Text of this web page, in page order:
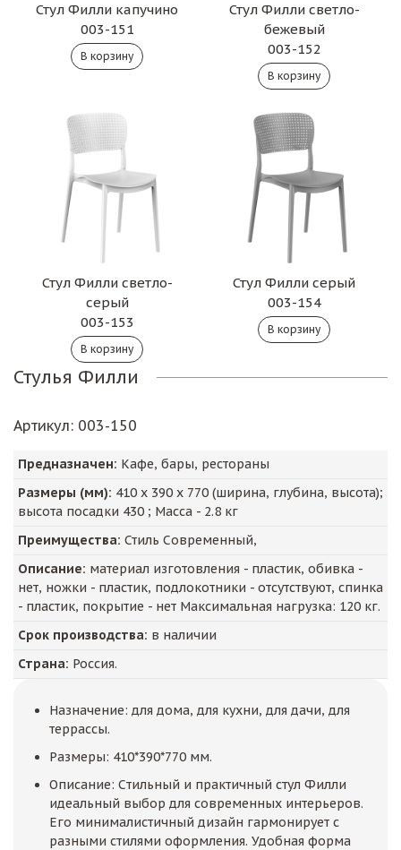
Стул Филли капучино
003-151
Стул Филли светло-
бежевый
003-152
Стул Филли светло-
серый
003-153
Стул Филли серый
003-154
Стулья Филли
Артикул: 003-150
Предназначен: Кафе, бары, рестораны
Размеры (мм): 410 х 390 х 770 (ширина, глубина, высота);
высота посадки 430 ; Масса - 2.8 кг
Преимущества: Стиль Современный,
Описание: материал изготовления - пластик, обивка -
нет, ножки - пластик, подлокотники - отсутствуют, спинка
- пластик, покрытие - нет Максимальная нагрузка: 120 кг.
Срок производства: в наличии
Страна: Россия.
Назначение: для дома, для кухни, для дачи, для
террассы.
Размеры: 410*390*770 мм.
Описание: Cтильный и практичный стул Филли
идеальный выбор для современных интерьеров.
Его минималистичный дизайн гармонирует с
разными стилями оформления. Удобная форма